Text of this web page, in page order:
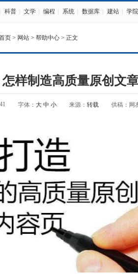
科普 文学 编程 系统 数据库 建站 学院
页 > 网站 > 帮助中心 > 正文
怎样制造高质量原创文
字体： 大 中 小 来源： 转载 供稿：网